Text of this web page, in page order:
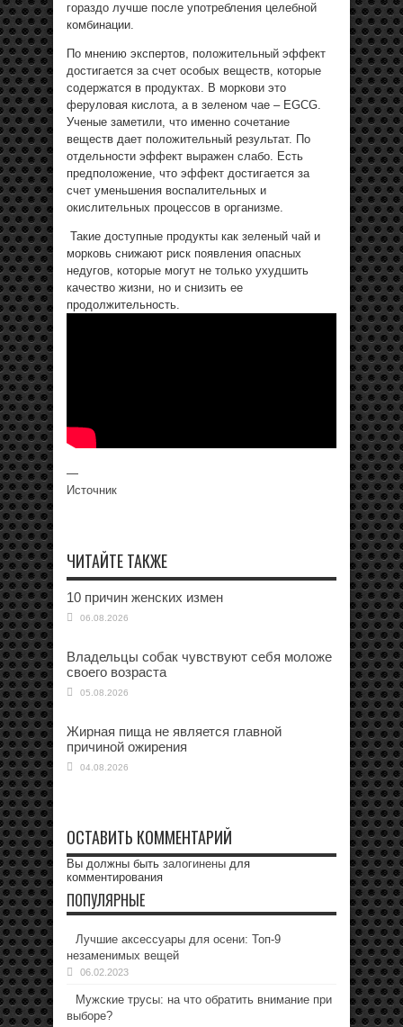
гораздо лучше после употребления целебной
комбинации.
По мнению экспертов, положительный эффект
достигается за счет особых веществ, которые
содержатся в продуктах. В моркови это
феруловая кислота, а в зеленом чае – EGCG.
Ученые заметили, что именно сочетание
веществ дает положительный результат. По
отдельности эффект выражен слабо. Есть
предположение, что эффект достигается за
счет уменьшения воспалительных и
окислительных процессов в организме.
Такие доступные продукты как зеленый чай и
морковь снижают риск появления опасных
недугов, которые могут не только ухудшить
качество жизни, но и снизить ее
продолжительность.
—
Источник
ЧИТАЙТЕ ТАКЖЕ
10 причин женских измен
06.08.2026
Владельцы собак чувствуют себя моложе
своего возраста
05.08.2026
Жирная пища не является главной
причиной ожирения
04.08.2026
ОСТАВИТЬ КОММЕНТАРИЙ
Вы должны быть залогинены для
комментирования
ПОПУЛЯРНЫЕ
Лучшие аксессуары для осени: Топ-9
незаменимых вещей
06.02.2023
Мужские трусы: на что обратить внимание при
выборе?